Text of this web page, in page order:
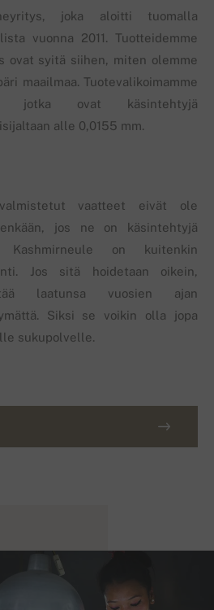
joka aloitti tuomalla
vuonna 2011. Tuotteidemme
ovat syitä siihen, miten olemme
maailmaa. Tuotevalikoimamme
jotka ovat käsintehtyjä
alle 0,0155 mm.
vaatteet eivät ole
jos ne on käsintehtyjä
Kashmirneule on kuitenkin
Jos sitä hoidetaan oikein,
laatunsa vuosien ajan
Siksi se voikin olla jopa
sukupolvelle.